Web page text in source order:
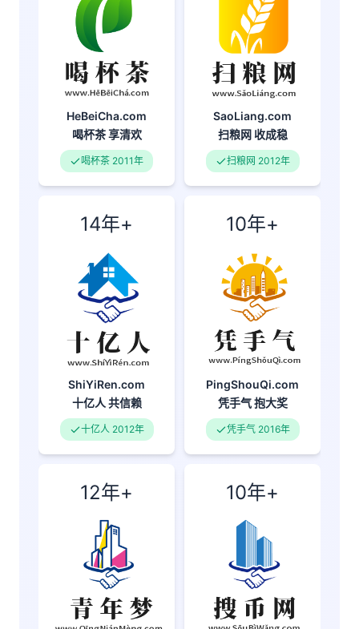
HeBeiCha.com
喝杯茶享清欢
喝杯茶 2011年
SaoLiang.com
扫粮网收成稳
扫粮网 2012年
14年+
ShiYiRen.com
十亿人 共信赖
十亿人 2012年
10年+
PingShouQi.com
凭手气抱大奖
凭手气 2016年
12年+ 10年+